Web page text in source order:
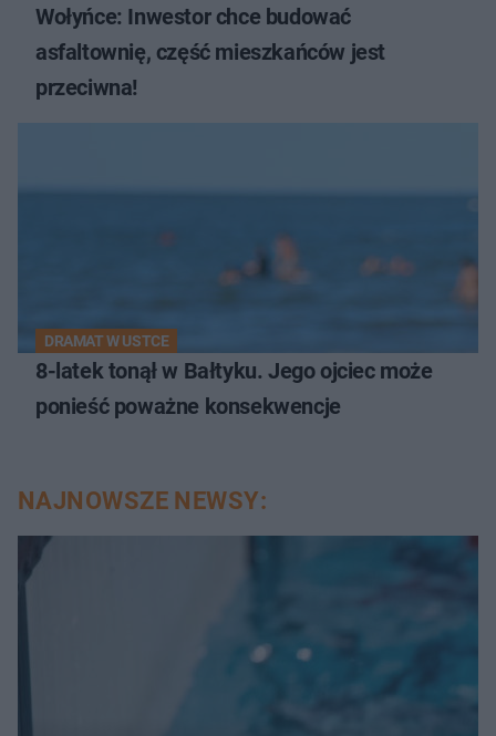
Wołyńce: Inwestor chce budować
asfaltownię, część mieszkańców jest
przeciwna!
DRAMAT W USTCE
8-latek tonął w Bałtyku. Jego ojciec może
ponieść poważne konsekwencje
NAJNOWSZE NEWSY: